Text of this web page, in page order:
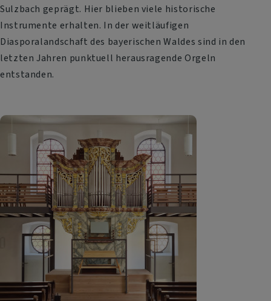
Sulzbach geprägt. Hier blieben viele historische
Instrumente erhalten. In der weitläufigen
Diasporalandschaft des bayerischen Waldes sind in den
letzten Jahren punktuell herausragende Orgeln
entstanden.